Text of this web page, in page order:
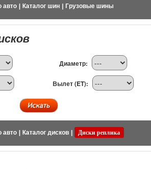
авто Каталог шин Грузовые шины
Диаметр:
Вылет (ET):
авто Каталог дисков Диски реплика